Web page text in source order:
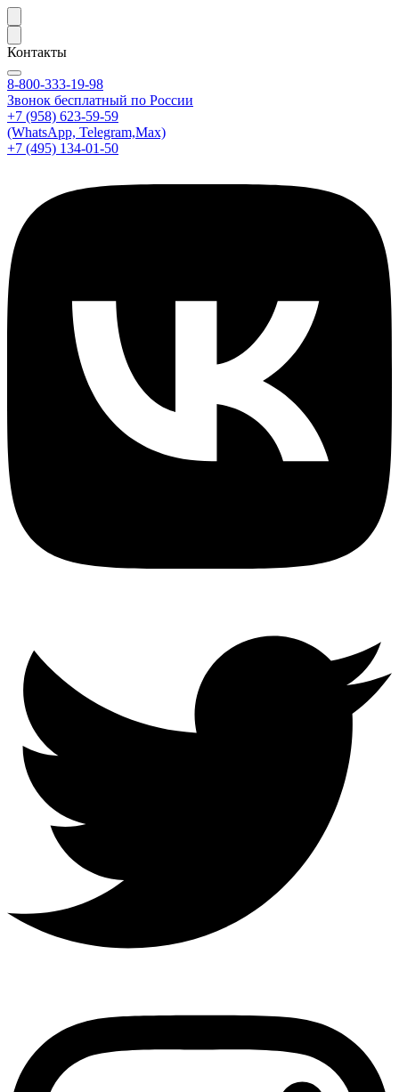
Контакты
8-800-333-19-98
Звонок бесплатный по России
+7 (958) 623-59-59
(WhatsApp, Telegram,Max)
+7 (495) 134-01-50